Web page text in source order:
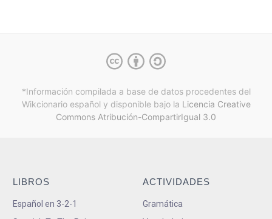
*Información compilada a base de datos procedentes del
Wikcionario español y disponible bajo la Licencia Creative
Commons Atribución-CompartirIgual 3.0
LIBROS
Español en 3-2-1
ACTIVIDADES
Gramática